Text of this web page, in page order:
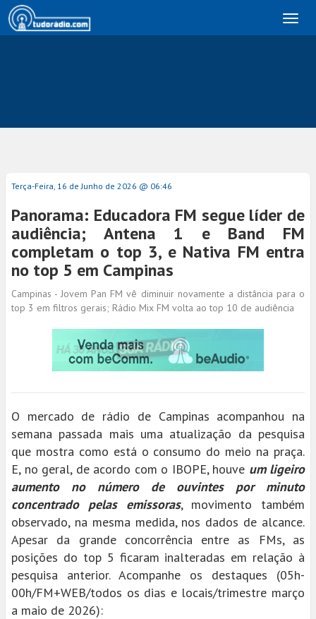
Terça-Feira, 16 de Junho de 2026 @ 06:46
Panorama: Educadora FM segue líder de
audiência; Antena 1 e Band FM
completam o top 3, e Nativa FM entra
no top 5 em Campinas
Campinas - Jovem Pan FM vê diminuir novamente a distância para o
top 3 em filtros gerais; Rádio Mix FM volta ao top 10 de audiência
O mercado de rádio de Campinas acompanhou na
semana passada mais uma atualização da pesquisa
que mostra como está o consumo do meio na praça.
E, no geral, de acordo com o IBOPE, houve um ligeiro
aumento no número de ouvintes por minuto
concentrado pelas emissoras, movimento também
observado, na mesma medida, nos dados de alcance.
Apesar da grande concorrência entre as FMs, as
posições do top 5 ficaram inalteradas em relação à
pesquisa anterior. Acompanhe os destaques (05h-
00h/FM+WEB/todos os dias e locais/trimestre março
a maio de 2026):